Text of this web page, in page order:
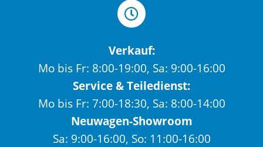
Verkauf:
Mo bis Fr: 8:00-19:00, Sa: 9:00-16:00
Service & Teiledienst:
Mo bis Fr: 7:00-18:30, Sa: 8:00-14:00
Neuwagen-Showroom
Sa: 9:00-16:00, So: 11:00-16:00